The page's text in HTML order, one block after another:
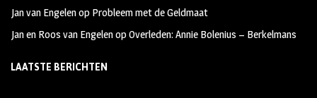
Jan van Engelenop Probleem met de Geldmaat
Jan en Roos van EngelenopOverleden: Annie Bolenius – Berkelmans
LAATSTE BERICHTEN